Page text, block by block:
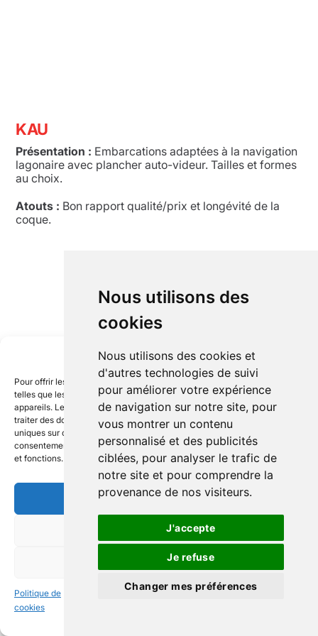
Nous utilisons des
cookies
Nous utilisons des cookies et
d'autres technologies de suivi
pour améliorer votre expérience
de navigation sur notre site, pour
vous montrer un contenu
personnalisé et des publicités
ciblées, pour analyser le trafic de
notre site et pour comprendre la
provenance de nos visiteurs.
J'accepte
Je refuse
Changer mes préférences
Gérer le consentement
Pour offrir les meilleures expériences, nous utilisons des technologies
telles que les cookies pour stocker et/ou accéder aux informations des
appareils. Le fait de consentir à ces technologies nous permettra de
traiter des données telles que le comportement de navigation ou les ID
uniques sur ce site. Le fait de ne pas consentir ou de retirer son
consentement peut avoir un effet négatif sur certaines caractéristiques
et fonctions.
ACCEPTER
REFUSER
VOIR LES PRÉFÉRENCES
Politique de
cookies
Politique de
Politique de
KAU
Présentation : Embarcations adaptées à la navigation
lagonaire avec plancher auto-videur. Tailles et formes
au choix.
Atouts : Bon rapport qualité/prix et longévité de la
coque.